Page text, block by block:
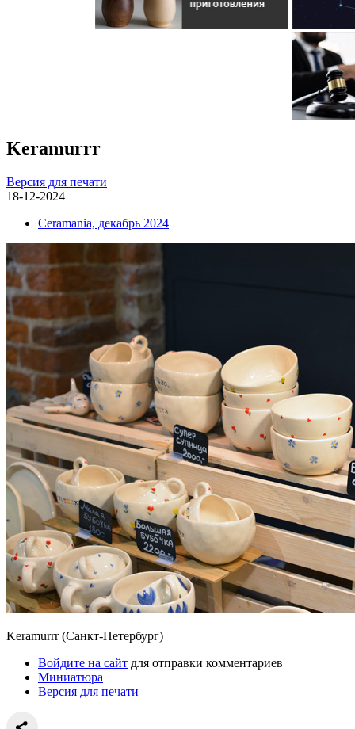
Keramurrr
Версия для печати
18-12-2024
Ceramania, декабрь 2024
Keramurrr (Санкт-Петербург)
Войдите на сайт для отправки комментариев
Миниатюра
Версия для печати